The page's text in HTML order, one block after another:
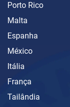
Porto Rico
Malta
Espanha
México
Itália
França
Tailândia